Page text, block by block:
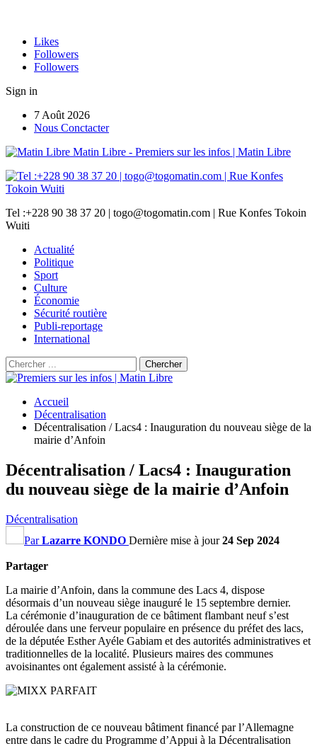
Likes
Followers
Followers
Sign in
7 Août 2026
Nous Conctacter
Matin Libre - Premiers sur les infos | Matin Libre
Tel :+228 90 38 37 20 | togo@togomatin.com | Rue Konfes Tokoin
Wuiti
Actualité
Politique
Sport
Culture
Économie
Sécurité routière
Publi-reportage
International
Accueil
Décentralisation
Décentralisation / Lacs4 : Inauguration du nouveau siège de la
mairie d’Anfoin
Décentralisation / Lacs4 : Inauguration
du nouveau siège de la mairie d’Anfoin
Décentralisation
ParLazarre KONDO Dernière mise à jour24 Sep 2024
Partager
La mairie d’Anfoin, dans la commune des Lacs 4, dispose
désormais d’un nouveau siège inauguré le 15 septembre dernier.
La cérémonie d’inauguration de ce bâtiment flambant neuf s’est
déroulée dans une ferveur populaire en présence du préfet des lacs,
de la députée Esther Ayéle Gabiam et des autorités administratives et
traditionnelles de la localité. Plusieurs maires des communes
avoisinantes ont également assisté à la cérémonie.
La construction de ce nouveau bâtiment financé par l’Allemagne
entre dans le cadre du Programme d’Appui à la Décentralisation